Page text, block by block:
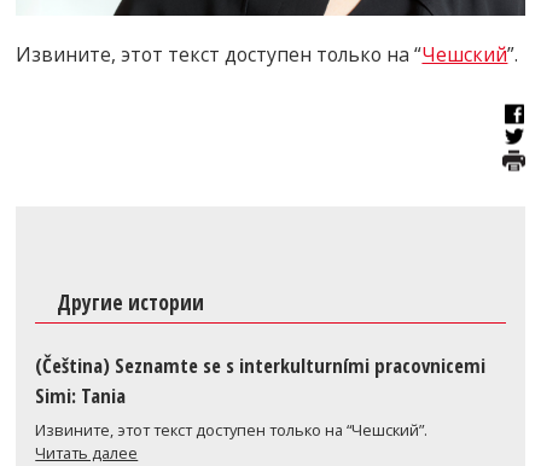
Извините, этот текст доступен только на “Чешский”.
Другие истории
(Čeština) Seznamte se s interkulturními pracovnicemi
Simi: Tania
Извините, этот текст доступен только на “Чешский”.
Читать далее